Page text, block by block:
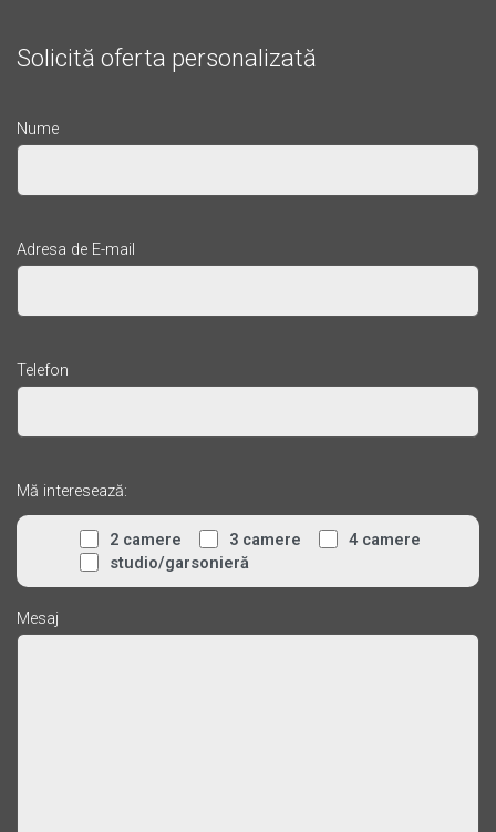
Solicită oferta personalizată
Nume
Adresa de E-mail
Telefon
Mă interesează:
2 camere 3 camere
4 camere
studio/garsonieră
Mesaj